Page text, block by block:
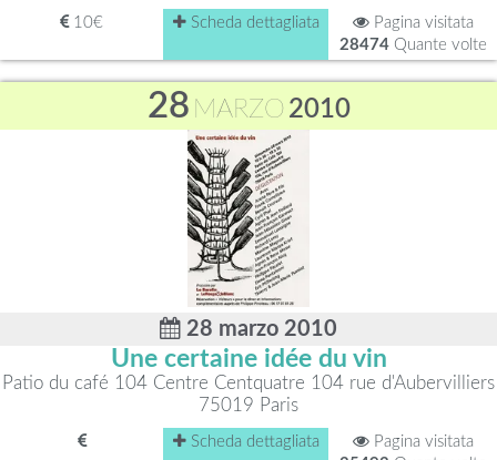
10€ Scheda dettagliata
Pagina visitata
28474Quante volte
28 MARZO 2010
28 marzo 2010
Une certaine idée du vin
Patio du café 104 Centre Centquatre 104 rue d'Aubervilliers
75019 Paris
Scheda dettagliata
Pagina visitata